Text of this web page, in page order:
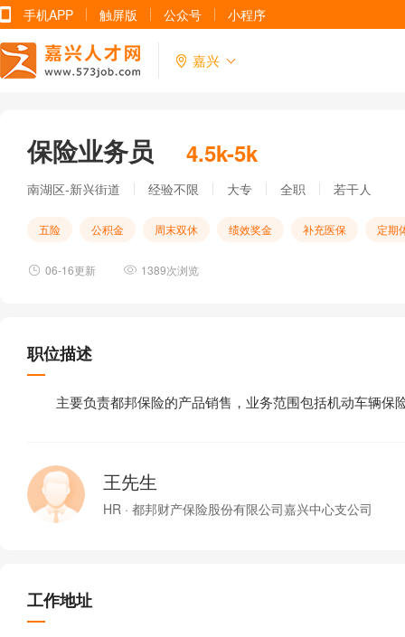
手机APP 触屏版 公众号 小程序
嘉兴
保险业务员 4.5k-5k
南湖区-新兴街道 经验不限 大专 全职 若干人
五险 公积金 周末双休 绩效奖金 补充医保 定期
06-16更新 1389次浏览
职位描述
主要负责都邦保险的产品销售，业务范围包括机动车辆保
王先生
HR · 都邦财产保险股份有限公司嘉兴中心支公司
工作地址